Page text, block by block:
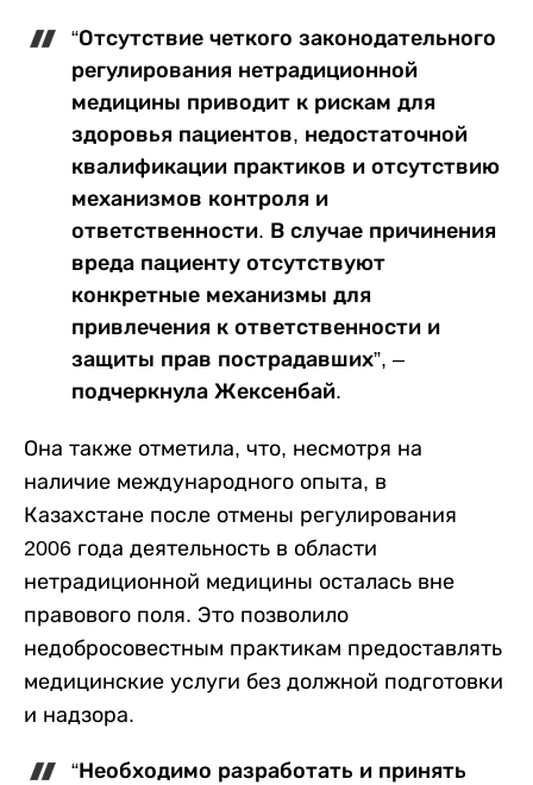
“Отсутствие четкого законодательного
регулирования нетрадиционной
медицины приводит к рискам для
здоровья пациентов, недостаточной
квалификации практиков и отсутствию
механизмов контроля и
ответственности. В случае причинения
вреда пациенту отсутствуют
конкретные механизмы для
привлечения к ответственности и
защиты прав пострадавших”, –
подчеркнула Жексенбай.
Она также отметила, что, несмотря на
наличие международного опыта, в
Казахстане после отмены регулирования
2006 года деятельность в области
нетрадиционной медицины осталась вне
правового поля. Это позволило
недобросовестным практикам предоставлять
медицинские услуги без должной подготовки
и надзора.
“Необходимо разработать и принять